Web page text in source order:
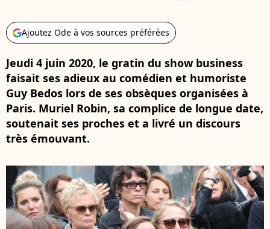
Ajoutez Ode à vos sources préférées
Jeudi 4 juin 2020, le gratin du show business
faisait ses adieux au comédien et humoriste
Guy Bedos lors de ses obsèques organisées à
Paris. Muriel Robin, sa complice de longue date,
soutenait ses proches et a livré un discours
très émouvant.